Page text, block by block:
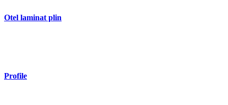
Otel laminat plin
Profile